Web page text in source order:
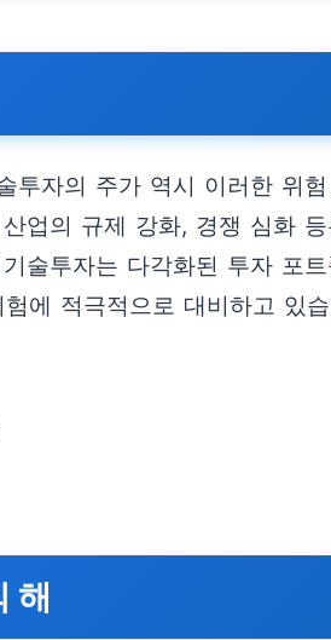
투자의 주가 역시 이러한 위험
업의 규제 강화, 경쟁 심화
술투자는 다각화된 투자 포트
에 적극적으로 대비하고 있
해